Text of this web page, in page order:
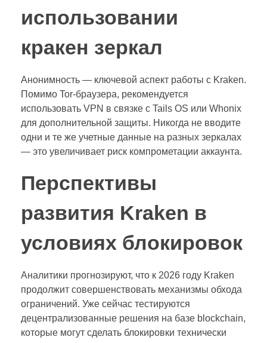
использовании
кракен зеркал
Анонимность — ключевой аспект работы с Kraken.
Помимо Tor-браузера, рекомендуется
использовать VPN в связке с Tails OS или Whonix
для дополнительной защиты. Никогда не вводите
одни и те же учетные данные на разных зеркалах
— это увеличивает риск компрометации аккаунта.
Перспективы
развития Kraken в
условиях блокировок
Аналитики прогнозируют, что к 2026 году Kraken
продолжит совершенствовать механизмы обхода
ограничений. Уже сейчас тестируются
децентрализованные решения на базе blockchain,
которые могут сделать блокировки технически